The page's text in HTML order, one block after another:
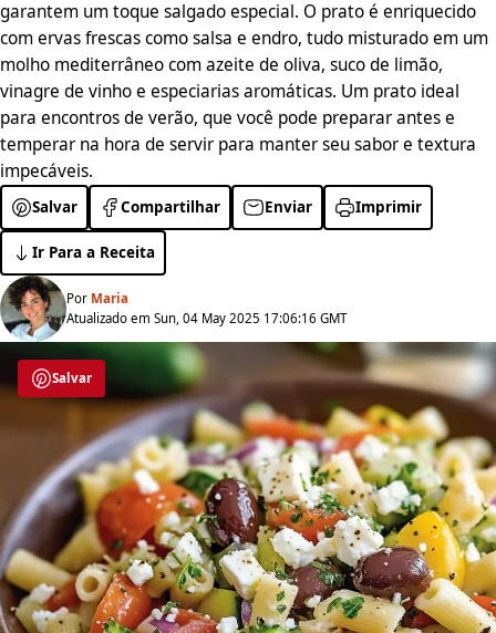
garantem um toque salgado especial. O prato é enriquecido
com ervas frescas como salsa e endro, tudo misturado em um
molho mediterrâneo com azeite de oliva, suco de limão,
vinagre de vinho e especiarias aromáticas. Um prato ideal
para encontros de verão, que você pode preparar antes e
temperar na hora de servir para manter seu sabor e textura
impecáveis.
Salvar Compartilhar Enviar Imprimir
Ir Para a Receita
Por Maria
Atualizado em Sun, 04 May 2025 17:06:16 GMT
Salvar